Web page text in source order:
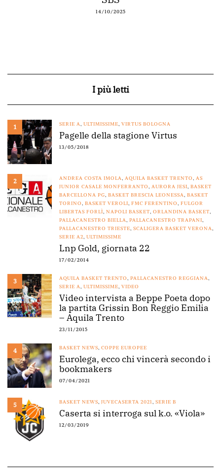
I più letti
1 SERIE A, ULTIMISSIME, VIRTUS BOLOGNA
Pagelle della stagione Virtus
13/05/2018
2 ANDREA COSTA IMOLA, AQUILA BASKET TRENTO, AS
JUNIOR CASALE MONFERRANTO, AURORA JESI, BASKET
BARCELLONA PG, BASKET BRESCIA LEONESSA, BASKET
TORINO, BASKET VEROLI, FMC FERENTINO, FULGOR
LIBERTAS FORLÌ, NAPOLI BASKET, ORLANDINA BASKET,
PALLACANESTRO BIELLA, PALLACANESTRO TRAPANI,
PALLACANESTRO TRIESTE, SCALIGERA BASKET VERONA,
SERIE A2, ULTIMISSIME
Lnp Gold, giornata 22
17/02/2014
3 AQUILA BASKET TRENTO, PALLACANESTRO REGGIANA,
SERIE A, ULTIMISSIME, VIDEO
Video intervista a Beppe Poeta dopo
la partita Grissin Bon Reggio Emilia
– Aquila Trento
23/11/2015
4 BASKET NEWS, COPPE EUROPEE
Eurolega, ecco chi vincerà secondo i
bookmakers
07/04/2021
5 BASKET NEWS, JUVECASERTA 2021, SERIE B
Caserta si interroga sul k.o. «Viola»
12/03/2019